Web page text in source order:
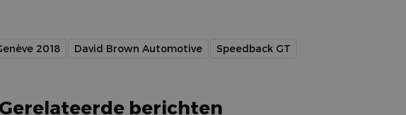
2018 David Brown Automotive Speedback GT
Gerelateerde berichten